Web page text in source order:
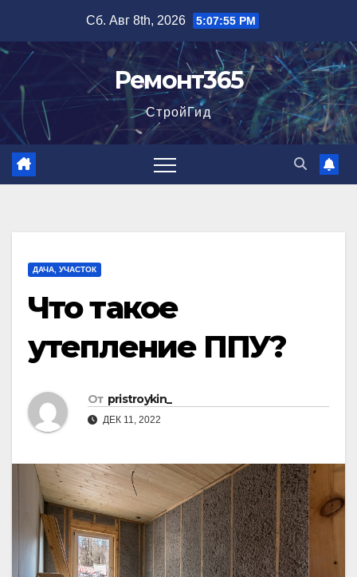
содержимому
Сб. Авг 8th, 2026 5:07:56 PM
Ремонт365
СтройГид
ДАЧА, УЧАСТОК
Что такое
утепление ППУ?
От pristroykin_
ДЕК 11, 2022